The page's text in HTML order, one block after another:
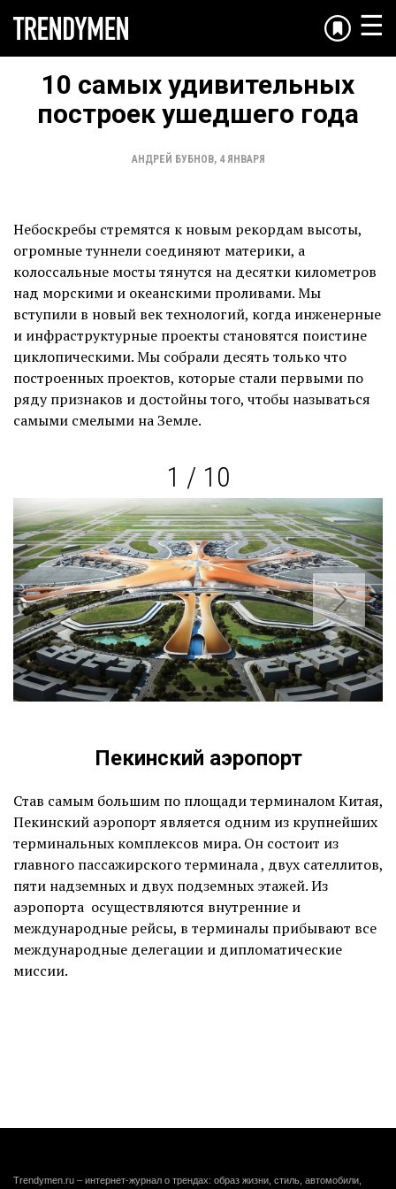
☰
10 самых удивительных
построек ушедшего года
АНДРЕЙ БУБНОВ, 4 ЯНВАРЯ
Небоскребы стремятся к новым рекордам высоты,
огромные туннели соединяют материки, а
колоссальные мосты тянутся на десятки километров
над морскими и океанскими проливами. Мы
вступили в новый век технологий, когда инженерные
и инфраструктурные проекты становятся поистине
циклопическими. Мы собрали десять только что
построенных проектов, которые стали первыми по
ряду признаков и достойны того, чтобы называться
самыми смелыми на Земле.
1 / 10
Пекинский аэропорт
Став самым большим по площади терминалом Китая,
Пекинский аэропорт является одним из крупнейших
терминальных комплексов мира. Он состоит из
главного пассажирского терминала , двух сателлитов,
пяти надземных и двух подземных этажей. Из
аэропорта осуществляются внутренние и
международные рейсы, в терминалы прибывают все
международные делегации и дипломатические
миссии.
Trendymen.ru – интернет-журнал о трендах: образ жизни, стиль, автомобили,